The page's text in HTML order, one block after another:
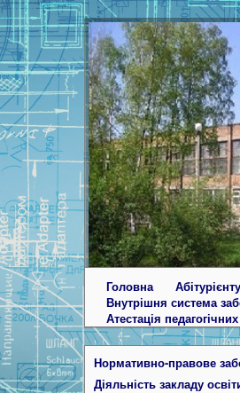
Головна Абітурієнту
Внутрішня система
Атестація
Нормативно-правове
Діяльність закладу